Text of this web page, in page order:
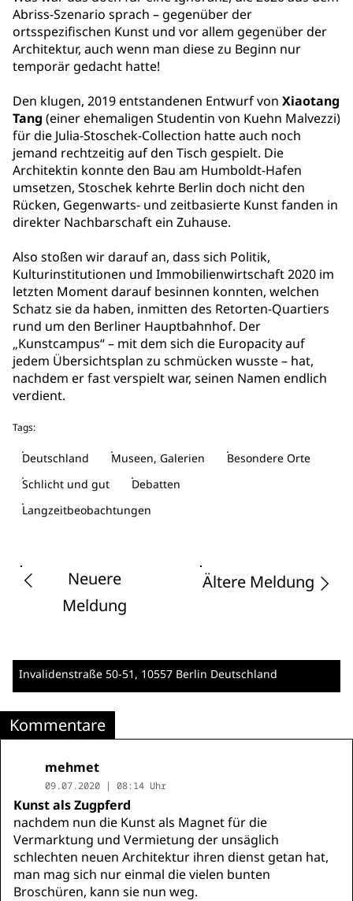
Abriss-Szenario sprach – gegenüber der
ortsspezifischen Kunst und vor allem gegenüber der
Architektur, auch wenn man diese zu Beginn nur
temporär gedacht hatte!
Den klugen, 2019 entstandenen Entwurf von Xiaotang
Tang (einer ehemaligen Studentin von Kuehn Malvezzi)
für die Julia-Stoschek-Collection hatte auch noch
jemand rechtzeitig auf den Tisch gespielt. Die
Architektin konnte den Bau am Humboldt-Hafen
umsetzen, Stoschek kehrte Berlin doch nicht den
Rücken, Gegenwarts- und zeitbasierte Kunst fanden in
direkter Nachbarschaft ein Zuhause.
Also stoßen wir darauf an, dass sich Politik,
Kulturinstitutionen und Immobilienwirtschaft 2020 im
letzten Moment darauf besinnen konnten, welchen
Schatz sie da haben, inmitten des Retorten-Quartiers
rund um den Berliner Hauptbahnhof. Der
„Kunstcampus“ – mit dem sich die Europacity auf
jedem Übersichtsplan zu schmücken wusste – hat,
nachdem er fast verspielt war, seinen Namen endlich
verdient.
Tags:
Deutschland Museen, Galerien
Besondere Orte
Schlicht und gut
Debatten
Langzeitbeobachtungen
Neuere
Meldung
Ältere Meldung
Invalidenstraße 50-51 , 10557 Berlin Deutschland
Kommentare
mehmet
09.07.2020 | 08:14 Uhr
Kunst als Zugpferd
nachdem nun die Kunst als Magnet für die
Vermarktung und Vermietung der unsäglich
schlechten neuen Architektur ihren dienst getan hat,
man mag sich nur einmal die vielen bunten
Broschüren, kann sie nun weg.